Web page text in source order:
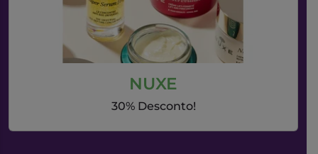
NUXE
30% Desconto!